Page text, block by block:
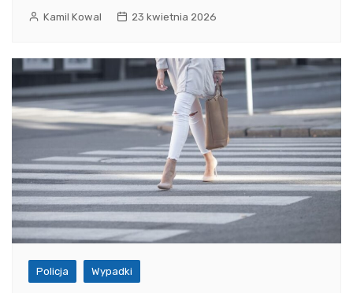
Kamil Kowal 23 kwietnia 2026
Policja Wypadki